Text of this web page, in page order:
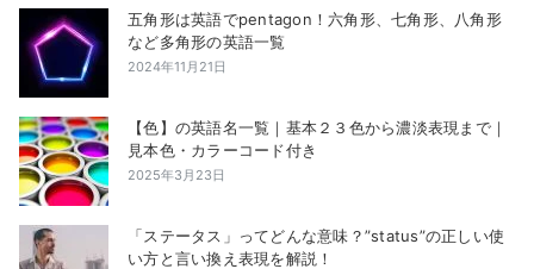
五角形は英語でpentagon！六角形、七角形、八角形
など多角形の英語一覧
2024年11月21日
【色】の英語名一覧｜基本２３色から濃淡表現まで｜
見本色・カラーコード付き
2025年3月23日
「ステータス」ってどんな意味？”status”の正しい使
い方と言い換え表現を解説！